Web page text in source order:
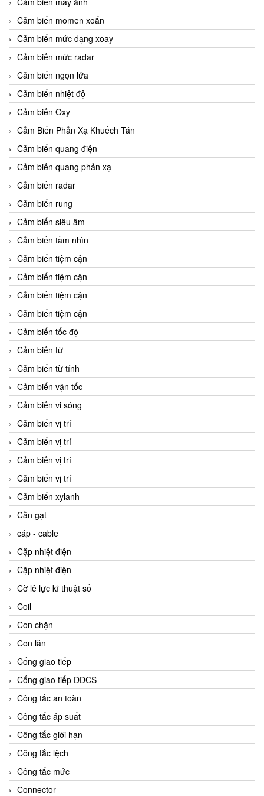
Cảm biến momen xoắn
Cảm biến mức dạng xoay
Cảm biến mức radar
Cảm biến ngọn lửa
Cảm biến nhiệt độ
Cảm biến Oxy
Cảm Biến Phản Xạ Khuếch Tán
Cảm biến quang điện
Cảm biến quang phản xạ
Cảm biến radar
Cảm biến rung
Cảm biến siêu âm
Cảm biến tầm nhìn
Cảm biến tiệm cận
Cảm biến tiệm cận
Cảm biến tiệm cận
Cảm biến tiệm cận
Cảm biến tốc độ
Cảm biến từ
Cảm biến từ tính
Cảm biến vận tốc
Cảm biến vi sóng
Cảm biến vị trí
Cảm biến vị trí
Cảm biến vị trí
Cảm biến vị trí
Cảm biến xylanh
Cần gạt
cáp - cable
Cặp nhiệt điện
Cặp nhiệt điện
Cờ lê lực kĩ thuật số
Coil
Con chặn
Con lăn
Cổng giao tiếp
Cổng giao tiếp DDCS
Công tắc an toàn
Công tắc áp suất
Công tắc giới hạn
Công tắc lệch
Công tắc mức
Connector